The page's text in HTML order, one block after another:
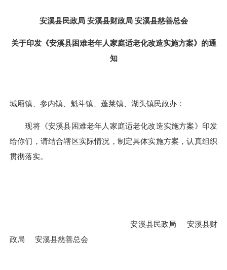
安溪县民政局 安溪县财政局 安溪县慈善总会
关于印发《安溪县困难老年人家庭适老化改造实施方案》的通
知
城厢镇 、参内镇 、魁斗镇、蓬莱镇、湖头镇民政办：
现将《安溪县困难老年人家庭适老化改造实施方案》印发
给你们，请结合辖区实际情况，制定具体实施方案，认真组织
贯彻落实。
安溪县民政局
安溪县财
政局
安溪县慈善总会